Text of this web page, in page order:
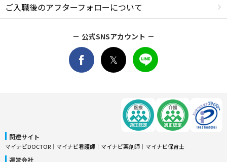
ご入職後のアフターフォローについて
公式SNSアカウント
関連サイト
マイナビDOCTOR │ マイナビ看護師 │ マイナビ薬剤師 │ マイナビ保育士
運営会社